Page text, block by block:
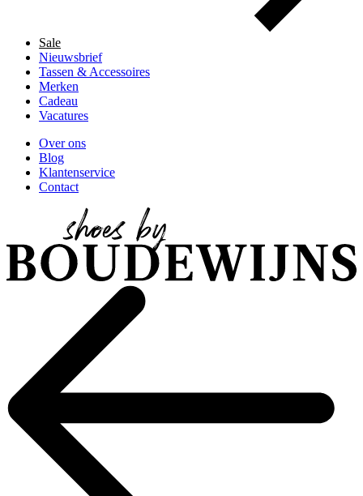
Sale
Nieuwsbrief
Tassen & Accessoires
Merken
Cadeau
Vacatures
Over ons
Blog
Klantenservice
Contact